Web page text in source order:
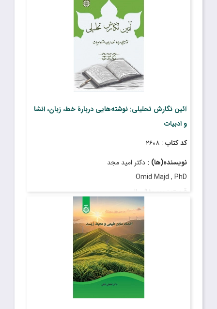
آئین نگارش تحلیلی: نوشته‌هایی دربارۀ خط، زبان، انشا
و ادبیات
کد کتاب : ۲۶۰۸
نویسنده(ها) : دکتر امید مجد
Omid Majd , PhD
قیمت: ۹۸۰٬۰۰۰ ریال
: آبان ۱۴۰۳